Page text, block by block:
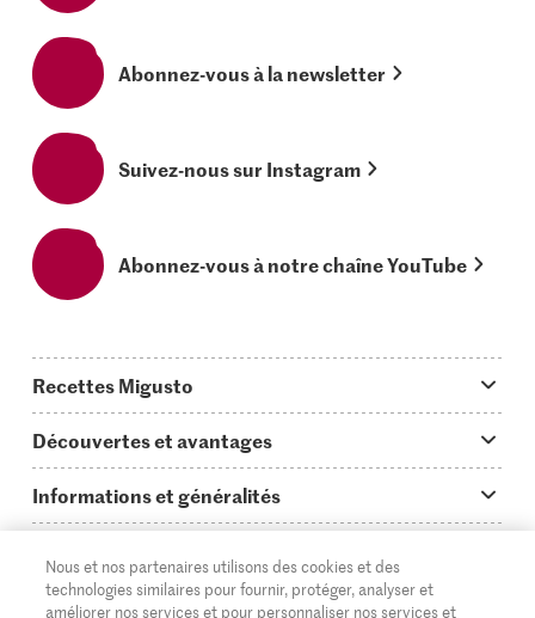
Abonnez-vous à la newsletter
Suivez-nous sur Instagram
Abonnez-vous à notre chaîne YouTube
Recettes Migusto
Idées de menus
Plats principaux
Simple & vite prêt
Découvertes et avantages
On en parle...
Tutoriels
Informations et généralités
Questions concernant Migusto
Cuisiner avec Migusto
Supermarché
Nous et nos partenaires utilisons des cookies et des
technologies similaires pour fournir, protéger, analyser et
améliorer nos services et pour personnaliser nos services et